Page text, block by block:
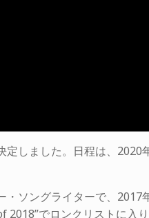
しました。日程は、2020
ソングライターで、2017
2018”でロンクリストに入